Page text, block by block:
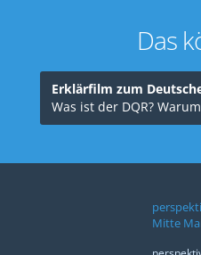
Das
Erklärfilm zum
Was ist der DQR?
Mitte